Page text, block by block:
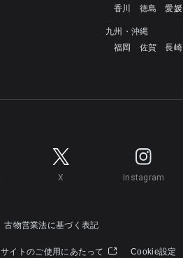
香川
徳島 愛媛
九州・沖縄
福岡
佐賀 長崎
X Instagram
古物営業法に基づく表記
サイトのご使用にあたって Cookie設定